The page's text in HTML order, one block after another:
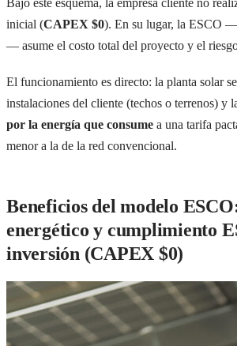
Bajo este esquema, la empresa cliente no
inicial (CAPEX $0). En su lugar, la ESCO
— asume el costo total del proyecto y el
El funcionamiento es directo: la planta solar
instalaciones del cliente (techos o terrenos) y
por la energía que consume a una tarifa
menor a la de la red convencional.
Beneficios del modelo
energético y cumplimiento
inversión (CAPEX $0)